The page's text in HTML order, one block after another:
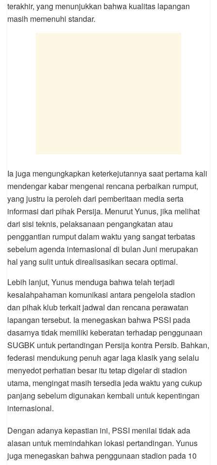
terakhir, yang menunjukkan bahwa kualitas lapangan
masih memenuhi standar.
Ia juga mengungkapkan keterkejutannya saat pertama kali
mendengar kabar mengenai rencana perbaikan rumput,
yang justru ia peroleh dari pemberitaan media serta
informasi dari pihak Persija. Menurut Yunus, jika melihat
dari sisi teknis, pelaksanaan pengangkatan atau
penggantian rumput dalam waktu yang sangat terbatas
sebelum agenda internasional di bulan Juni merupakan
hal yang sulit untuk direalisasikan secara optimal.
Lebih lanjut, Yunus menduga bahwa telah terjadi
kesalahpahaman komunikasi antara pengelola stadion
dan pihak klub terkait jadwal dan rencana perawatan
lapangan tersebut. Ia menegaskan bahwa PSSI pada
dasarnya tidak memiliki keberatan terhadap penggunaan
SUGBK untuk pertandingan Persija kontra Persib. Bahkan,
federasi mendukung penuh agar laga klasik yang selalu
menyedot perhatian besar itu tetap digelar di stadion
utama, mengingat masih tersedia jeda waktu yang cukup
panjang sebelum digunakan kembali untuk kepentingan
internasional.
Dengan adanya kepastian ini, PSSI menilai tidak ada
alasan untuk memindahkan lokasi pertandingan. Yunus
juga menegaskan bahwa penggunaan stadion pada 10